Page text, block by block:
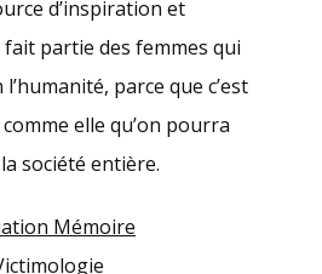
d’inspiration et
fait partie des femmes qui
parce que c’est
elle qu’on pourra
société entière.
Mémoire